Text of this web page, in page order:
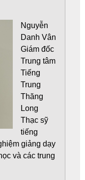
Nguyễn
Danh Vân
Giám đốc
Trung tâm
Tiếng
Trung
Thăng
Long
Thạc sỹ
tiếng
giảng dạy
và các trung